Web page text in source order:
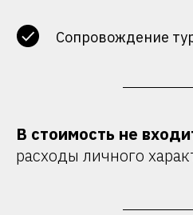
Сопровождение
В стоимость не
расходы личного